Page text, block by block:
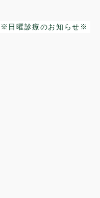
日曜診療のお知らせ※